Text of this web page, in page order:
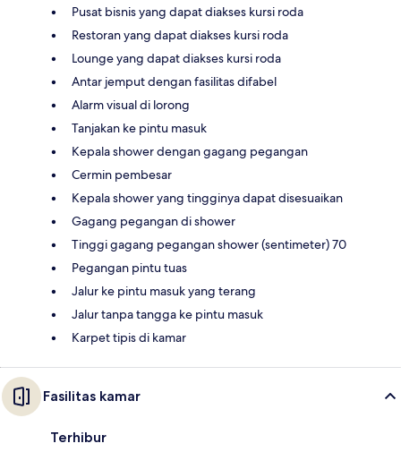
Pusat bisnis yang dapat diakses kursi roda
Restoran yang dapat diakses kursi roda
Lounge yang dapat diakses kursi roda
Antar jemput dengan fasilitas difabel
Alarm visual di lorong
Tanjakan ke pintu masuk
Kepala shower dengan gagang pegangan
Cermin pembesar
Kepala shower yang tingginya dapat disesuaikan
Gagang pegangan di shower
Tinggi gagang pegangan shower (sentimeter) 70
Pegangan pintu tuas
Jalur ke pintu masuk yang terang
Jalur tanpa tangga ke pintu masuk
Karpet tipis di kamar
Fasilitas kamar
Terhibur